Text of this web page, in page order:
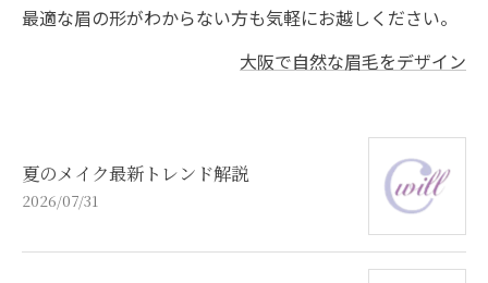
最適な眉の形がわからない方も気軽にお越しください。
大阪で自然な眉毛をデザイン
夏のメイク最新トレンド解説
2026/07/31